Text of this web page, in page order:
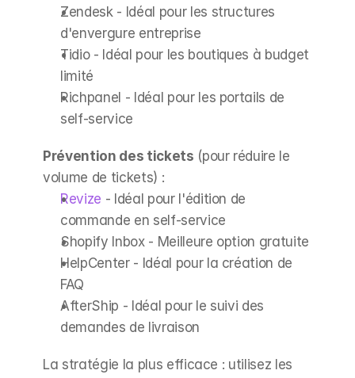
Zendesk - Idéal pour les structures
d'envergure entreprise
Tidio - Idéal pour les boutiques à budget
limité
Richpanel - Idéal pour les portails de
self-service
Prévention des tickets (pour réduire le
volume de tickets) :
Revize - Idéal pour l'édition de
commande en self-service
Shopify Inbox - Meilleure option gratuite
HelpCenter - Idéal pour la création de
FAQ
AfterShip - Idéal pour le suivi des
demandes de livraison
La stratégie la plus efficace : utilisez les